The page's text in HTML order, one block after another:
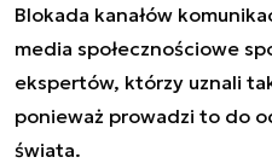
Blokada kanałów
media społecznościowe
ekspertów, którzy uznali
ponieważ prowadzi to do
świata.